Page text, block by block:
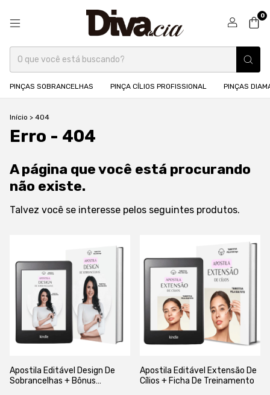
0
PINÇAS SOBRANCELHAS PINÇA CÍLIOS PROFISSIONAL PINÇAS
Início > 404
Erro - 404
A página que você está procurando
não existe.
Talvez você se interesse pelos seguintes produtos.
Apostila Editável Design De
Sobrancelhas + Bônus
Apostila Editável Extensão De
Cílios + Ficha De Treinamento